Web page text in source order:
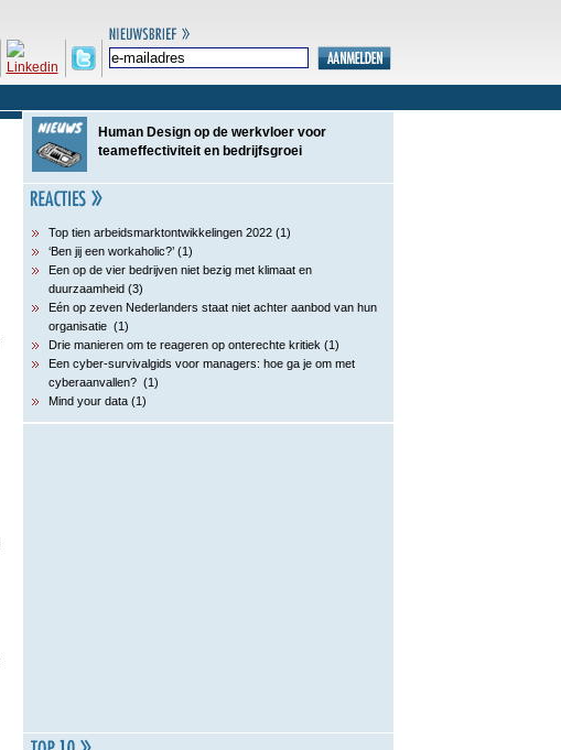
Human Design op de werkvloer voor
teameffectiviteit en bedrijfsgroei
Top tien arbeidsmarktontwikkelingen 2022 (1)
‘Ben jij een workaholic?’ (1)
Een op de vier bedrijven niet bezig met klimaat en
duurzaamheid (3)
Eén op zeven Nederlanders staat niet achter aanbod van hun
organisatie (1)
Drie manieren om te reageren op onterechte kritiek (1)
Een cyber-survivalgids voor managers: hoe ga je om met
cyberaanvallen? (1)
Mind your data (1)